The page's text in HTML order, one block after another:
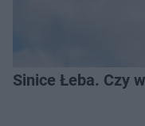
Sinice Łeba. Czy